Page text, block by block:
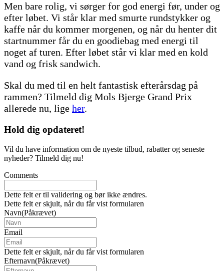
Men bare rolig, vi sørger for god energi før, under og
efter løbet. Vi står klar med smurte rundstykker og
kaffe når du kommer morgenen, og når du henter dit
startnummer får du en goodiebag med energi til
noget af turen. Efter løbet står vi klar med en kold
vand og frisk sandwich.
Skal du med til en helt fantastisk efterårsdag på
rammen? Tilmeld dig Mols Bjerge Grand Prix
allerede nu, lige her.
Hold dig opdateret!
Vil du have information om de nyeste tilbud, rabatter og seneste
nyheder? Tilmeld dig nu!
Comments
Dette felt er til validering og bør ikke ændres.
Dette felt er skjult, når du får vist formularen
Navn(Påkrævet)
Email
Dette felt er skjult, når du får vist formularen
Efternavn(Påkrævet)